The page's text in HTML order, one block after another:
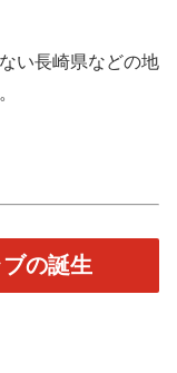
い長崎県などの地
の誕生